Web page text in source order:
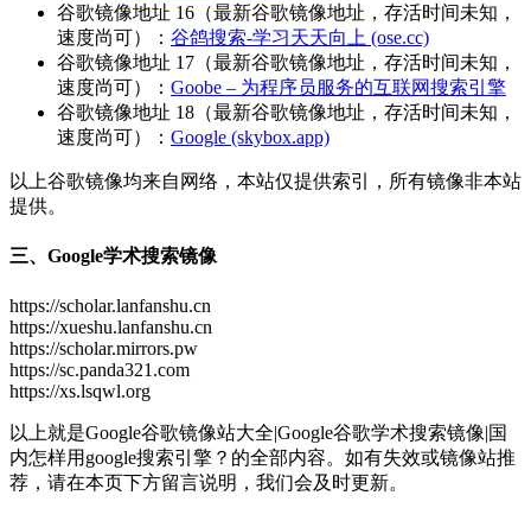
谷歌镜像地址 16（最新谷歌镜像地址，存活时间未知，
速度尚可）： 谷鸽搜索-学习天天向上 (ose.cc)
谷歌镜像地址 17（最新谷歌镜像地址，存活时间未知，
速度尚可）： Goobe – 为程序员服务的互联网搜索引擎
谷歌镜像地址 18（最新谷歌镜像地址，存活时间未知，
速度尚可）： Google (skybox.app)
以上谷歌镜像均来自网络，本站仅提供索引，所有镜像非本站
提供。
三、Google学术搜索镜像
https://scholar.lanfanshu.cn
https://xueshu.lanfanshu.cn
https://scholar.mirrors.pw
https://sc.panda321.com
https://xs.lsqwl.org
以上就是Google谷歌镜像站大全|Google谷歌学术搜索镜像|国
内怎样用google搜索引擎？的全部内容。如有失效或镜像站推
荐，请在本页下方留言说明，我们会及时更新。